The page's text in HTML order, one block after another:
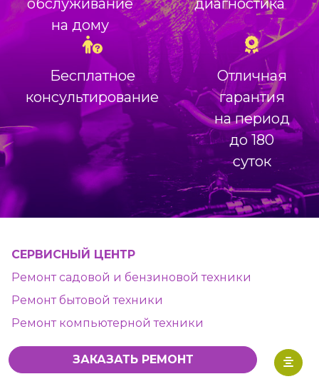
обслуживание
на дому
диагностика
Бесплатное
консультирование
Отличная
гарантия
на период
до 180
суток
СЕРВИСНЫЙ ЦЕНТР
Ремонт садовой и бензиновой техники
Ремонт бытовой техники
Ремонт компьютерной техники
ЗАКАЗАТЬ РЕМОНТ